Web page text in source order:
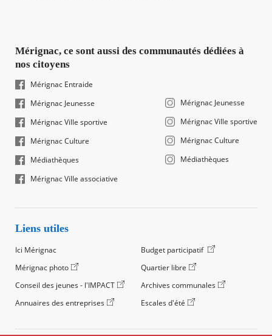
Mérignac, ce sont aussi des communautés dédiées à
nos citoyens
Mérignac Entraide
Mérignac Jeunesse
Mérignac Ville sportive
Mérignac Culture
Médiathèques
Mérignac Ville associative
Mérignac Jeunesse
Mérignac Ville sportive
Mérignac Culture
Médiathèques
Liens utiles
Ici Mérignac
Budget participatif
Mérignac photo
Quartier libre
Conseil des jeunes - l'IMPACT
Archives communales
Annuaires des entreprises
Escales d'été